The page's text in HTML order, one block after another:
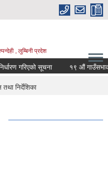
, लुम्बिनी प्रदेश
गरिएको सूचना १९ औं गाउँसभाको
निर्देशिका